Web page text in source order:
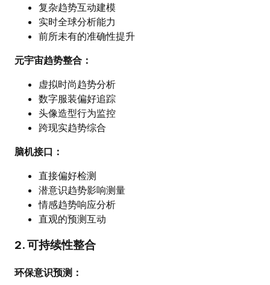
复杂趋势互动建模
实时全球分析能力
前所未有的准确性提升
元宇宙趋势整合：
虚拟时尚趋势分析
数字服装偏好追踪
头像造型行为监控
跨现实趋势综合
脑机接口：
直接偏好检测
潜意识趋势影响测量
情感趋势响应分析
直观的预测互动
2. 可持续性整合
环保意识预测：